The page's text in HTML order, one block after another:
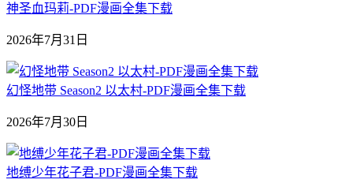
神圣血玛莉-PDF漫画全集下载
2026年7月31日
幻怪地带 Season2 以太村-PDF漫画全集下载
2026年7月30日
地缚少年花子君-PDF漫画全集下载